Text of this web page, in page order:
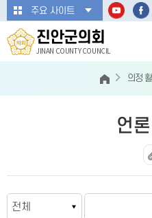
본문바로가기
주요 사이트
진안군의회
JINAN COUNTY COUNCIL
의정
언